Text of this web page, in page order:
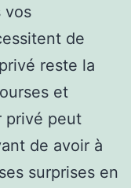
vos
de
reste la
et
privé peut
de avoir à
surprises en